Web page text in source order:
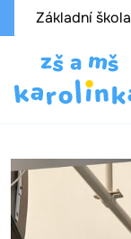
Základní škola